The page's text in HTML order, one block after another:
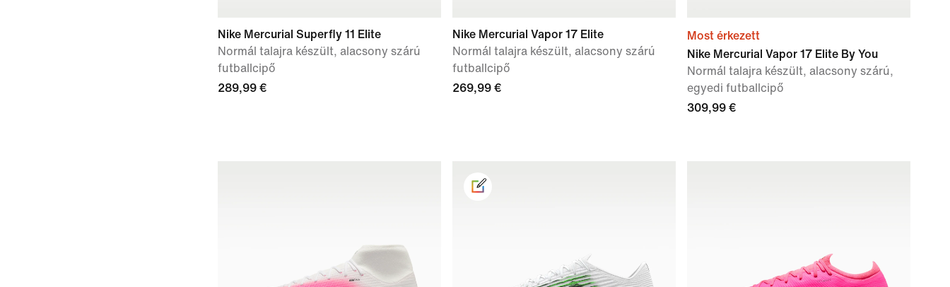
Nike Mercurial Superfly 11 Elite
Normál talajra készült, alacsony szárú
futballcipő
289,99 €
Nike Mercurial Vapor 17 Elite
Normál talajra készült, alacsony szárú
futballcipő
269,99 €
Most érkezett
Nike Mercurial Vapor 17 Elite By You
Normál talajra készült, alacsony szárú,
egyedi futballcipő
309,99 €